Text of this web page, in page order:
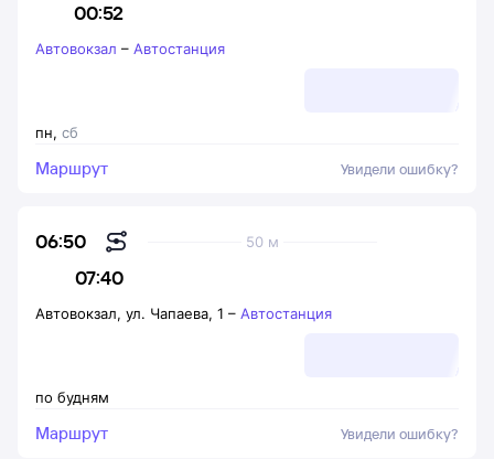
00:52
пн, сб
Автовокзал – Автостанция
Маршрут Увидели ошибку?
06:50
07:40
50 м
по будням
Автовокзал, ул. Чапаева, 1 – Автостанция
Маршрут Увидели ошибку?